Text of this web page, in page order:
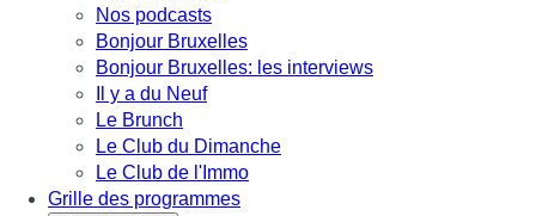
Nos podcasts
Bonjour Bruxelles
Bonjour Bruxelles: les interviews
Il y a du Neuf
Le Brunch
Le Club du Dimanche
Le Club de l'Immo
Grille des programmes